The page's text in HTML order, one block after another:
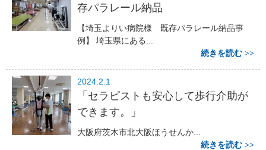
存パラレール納品
【埼玉よりい病院様 既存パラレール納品事
例】 埼玉県にある...
続きを読む
2024.2.1
「セラピストも安心して歩行介助が
できます。」
大阪府茨木市北大阪ほうせんか...
続きを読む